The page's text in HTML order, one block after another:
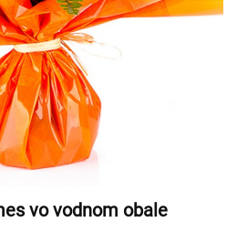
vo vodnom obale